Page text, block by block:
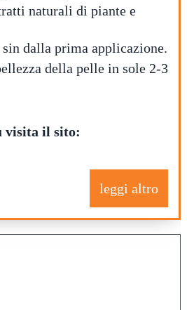
naturali di piante e
dalla prima applicazione.
della pelle in sole 2-3
visita il sito:
leggi altro